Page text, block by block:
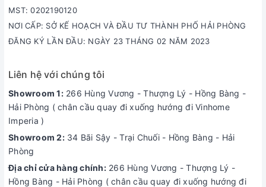
MST: 0202190120
NƠI CẤP: SỞ KẾ HOẠCH VÀ ĐẦU TƯ THÀNH PHỐ HẢI PHÒNG
ĐĂNG KÝ LẦN ĐẦU: NGÀY 23 THÁNG 02 NĂM 2023
Liên hệ với chúng tôi
Showroom 1:266 Hùng Vương - Thượng Lý - Hồng Bàng -
Hải Phòng ( chân cầu quay đi xuống hướng đi Vinhome
Imperia )
Showroom 2:34 Bãi Sậy - Trại Chuối - Hồng Bàng - Hải
Phòng
Địa chỉ cửa hàng chính:266 Hùng Vương - Thượng Lý -
Hồng Bàng - Hải Phòng ( chân cầu quay đi xuống hướng đi